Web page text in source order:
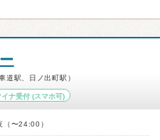
道駅、日ノ出町駅）
イナ受付 (スマホ可)
（〜24:00）